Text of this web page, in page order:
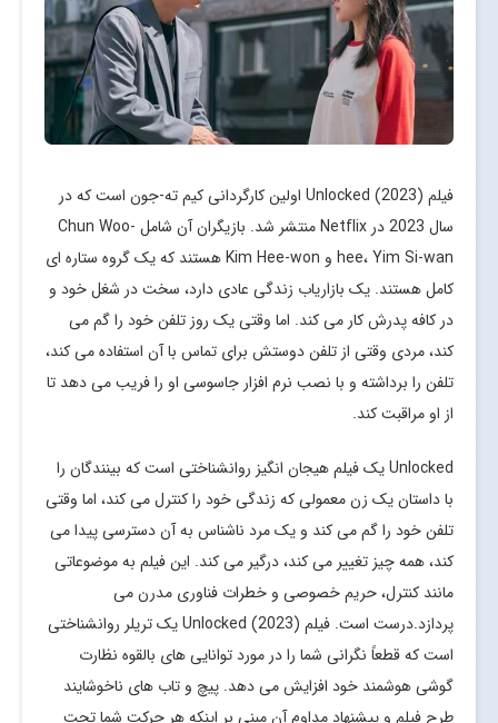
فیلم Unlocked (2023) اولین کارگردانی کیم ته-جون است که در
سال 2023 در Netflix منتشر شد. بازیگران آن شامل Chun Woo-
hee، Yim Si-wan و Kim Hee-won هستند که یک گروه ستاره ای
کامل هستند. یک بازاریاب زندگی عادی دارد، سخت در شغل خود و
در کافه پدرش کار می کند. اما وقتی یک روز تلفن خود را گم می
کند، مردی وقتی از تلفن دوستش برای تماس با آن استفاده می کند،
تلفن را برداشته و با نصب نرم افزار جاسوسی او را فریب می دهد تا
از او مراقبت کند.
Unlocked یک فیلم هیجان انگیز روانشناختی است که بینندگان را
با داستان یک زن معمولی که زندگی خود را کنترل می کند، اما وقتی
تلفن خود را گم می کند و یک مرد ناشناس به آن دسترسی پیدا می
کند، همه چیز تغییر می کند، درگیر می کند. این فیلم به موضوعاتی
مانند کنترل، حریم خصوصی و خطرات فناوری مدرن می
پردازد.درست است. فیلم Unlocked (2023) یک تریلر روانشناختی
است که قطعاً نگرانی شما را در مورد توانایی های بالقوه نظارت
گوشی هوشمند خود افزایش می دهد. پیچ و تاب های ناخوشایند
طرح فیلم و پیشنهاد مداوم آن مبنی بر اینکه هر حرکت شما تحت